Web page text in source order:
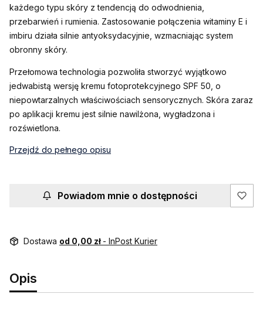
każdego typu skóry z tendencją do odwodnienia,
przebarwień i rumienia. Zastosowanie połączenia witaminy E i
imbiru działa silnie antyoksydacyjnie, wzmacniając system
obronny skóry.
Przełomowa technologia pozwoliła stworzyć wyjątkowo
jedwabistą wersję kremu fotoprotekcyjnego SPF 50, o
niepowtarzalnych właściwościach sensorycznych. Skóra zaraz
po aplikacji kremu jest silnie nawilżona, wygładzona i
rozświetlona.
Przejdź do pełnego opisu
Powiadom mnie o dostępności
Dostawa od 0,00 zł - InPost Kurier
Opis